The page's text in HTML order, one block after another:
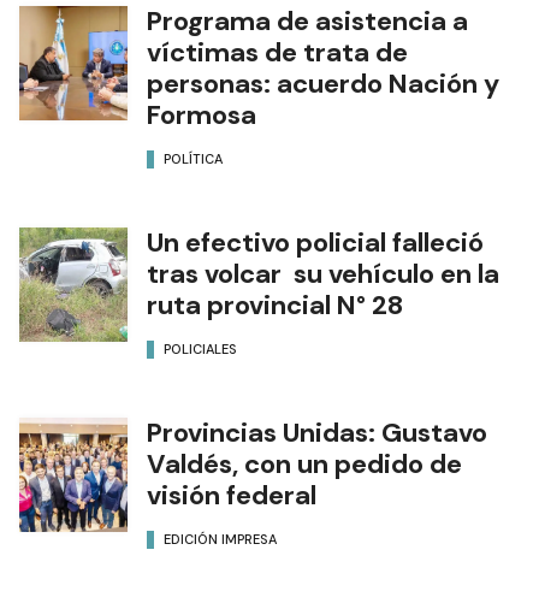
Programa de asistencia a
víctimas de trata de
personas: acuerdo Nación y
Formosa
POLÍTICA
Un efectivo policial falleció
tras volcar su vehículo en la
ruta provincial N° 28
POLICIALES
Provincias Unidas: Gustavo
Valdés, con un pedido de
visión federal
EDICIÓN IMPRESA